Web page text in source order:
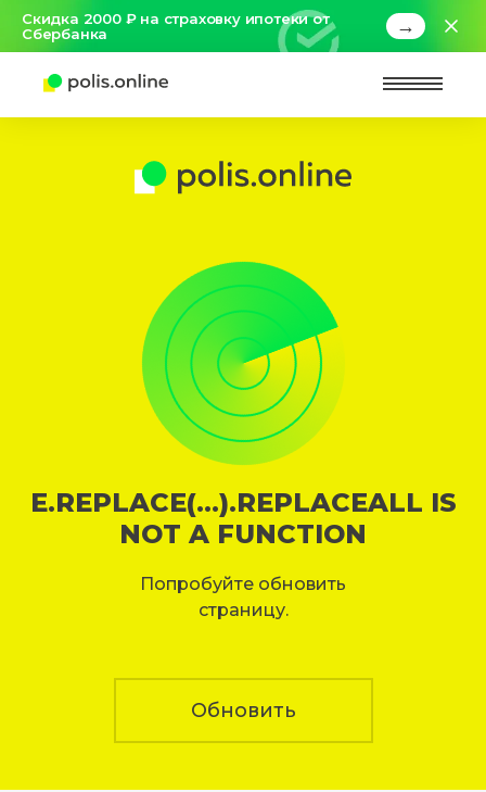
Скидка 2000 ₽ на страховку ипотеки от
Сбербанка
→
E.REPLACE(...).REPLACEALL IS
NOT A FUNCTION
Попробуйте обновить
страницу.
Обновить